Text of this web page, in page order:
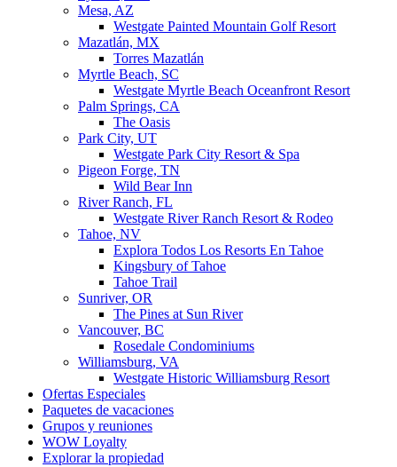
Mesa, AZ
Westgate Painted Mountain Golf Resort
Mazatlán, MX
Torres Mazatlán
Myrtle Beach, SC
Westgate Myrtle Beach Oceanfront Resort
Palm Springs, CA
The Oasis
Park City, UT
Westgate Park City Resort & Spa
Pigeon Forge, TN
Wild Bear Inn
River Ranch, FL
Westgate River Ranch Resort & Rodeo
Tahoe, NV
Explora Todos Los Resorts En Tahoe
Kingsbury of Tahoe
Tahoe Trail
Sunriver, OR
The Pines at Sun River
Vancouver, BC
Rosedale Condominiums
Williamsburg, VA
Westgate Historic Williamsburg Resort
Ofertas Especiales
Paquetes de vacaciones
Grupos y reuniones
WOW Loyalty
Explorar la propiedad